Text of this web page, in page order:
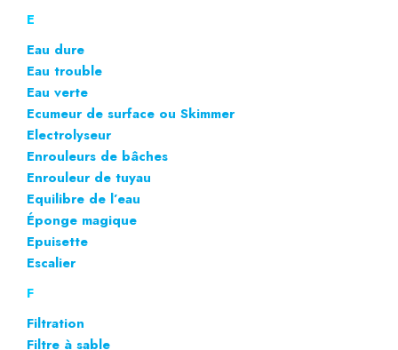
E
Eau dure
Eau trouble
Eau verte
Ecumeur de surface ou Skimmer
Electrolyseur
Enrouleurs de bâches
Enrouleur de tuyau
Equilibre de l’eau
Éponge magique
Epuisette
Escalier
F
Filtration
Filtre à sable